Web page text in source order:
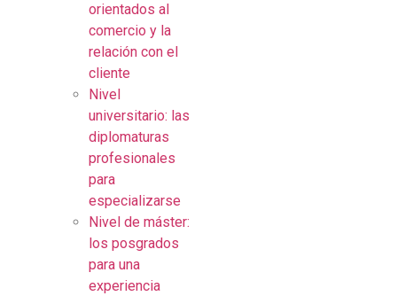
orientados al
comercio y la
relación con el
cliente
Nivel
universitario: las
diplomaturas
profesionales
para
especializarse
Nivel de máster:
los posgrados
para una
experiencia